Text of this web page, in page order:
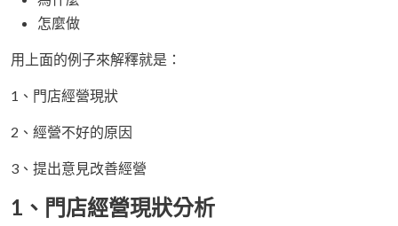
怎麼做
用上面的例子來解釋就是：
1、門店經營現狀
2、經營不好的原因
3、提出意見改善經營
1、門店經營現狀分析